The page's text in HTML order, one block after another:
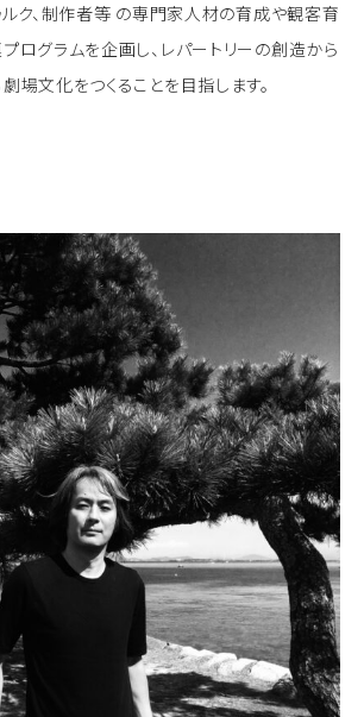
ルク、制作者等 の専門家人材の育成や観客育
ログラムを企画し、レパートリーの創造から
場文化をつくることを目指します。